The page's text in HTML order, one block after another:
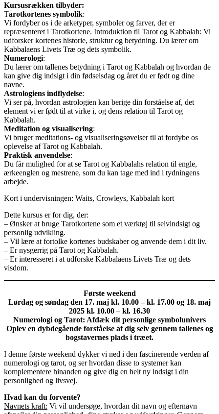
Kursusrækken tilbyder:
Tarotkortenes symbolik:
Vi fordyber os i de arketyper, symboler og farver, der er
repræsenteret i Tarotkortene. Introduktion til Tarot og Kabbalah: Vi
udforsker kortenes historie, struktur og betydning. Du lærer om
Kabbalaens Livets Træ og dets symbolik.
Numerologi:
Du lærer om tallenes betydning i Tarot og Kabbalah og hvordan de
kan give dig indsigt i din fødselsdag og året du er født og dine
navne.
Astrologiens indflydelse:
Vi ser på, hvordan astrologien kan berige din forståelse af, det
element vi er født til at virke i, og dens relation til Tarot og
Kabbalah.
Meditation og visualisering:
Vi bruger meditations- og visualiseringsøvelser til at fordybe os
oplevelse af Tarot og Kabbalah.
Praktisk anvendelse:
Du får mulighed for at se Tarot og Kabbalahs relation til engle,
ærkeenglen og mestrene, som du kan tage med ind i tydningens
arbejde.
Kort i undervisningen: Waits, Crowleys, Kabbalah kort
Dette kursus er for dig, der:
– Ønsker at bruge Tarotkortene som et værktøj til selvindsigt og
personlig udvikling.
– Vil lære at fortolke kortenes budskaber og anvende dem i dit liv.
– Er nysgerrig på Tarot og Kabbalah.
– Er interesseret i at udforske Kabbalaens Livets Træ og dets
visdom.
Første weekend
Lørdag og søndag den 17. maj kl. 10.00 – kl. 17.00 og 18. maj
2025 kl. 10.00 – kl. 16.30
Numerologi og Tarot: Afdæk dit personlige symbolunivers
Oplev en dybdegående forståelse af dig selv gennem tallenes og
bogstavernes plads i træet.
I denne første weekend dykker vi ned i den fascinerende verden af
numerologi og tarot, og ser hvordan disse to systemer kan
komplementere hinanden og give dig en helt ny indsigt i din
personlighed og livsvej.
Hvad kan du forvente?
Navnets kraft: Vi vil undersøge, hvordan dit navn og efternavn